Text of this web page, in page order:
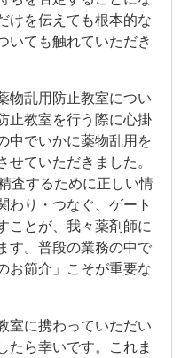
けを伝えても根本的な
いても触れていただき
物乱用防止教室につい
止教室を行う際に心掛
中でいかに薬物乱用を
せていただきました。
査するために正しい情
わり・つなぐ、ゲート
ことが、我々薬剤師に
す。普段の業務の中で
お節介」こそが重要な
室に携わっていただい
たら幸いです。これま